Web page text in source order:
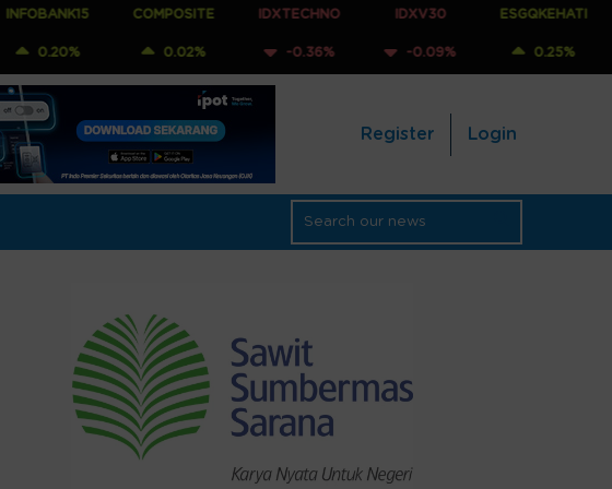
COMPOSITE
0.02%
IDXTECHNO
-0.36%
IDXV30
-0.09%
ESGQKEHATI
0.25% -
Register Login